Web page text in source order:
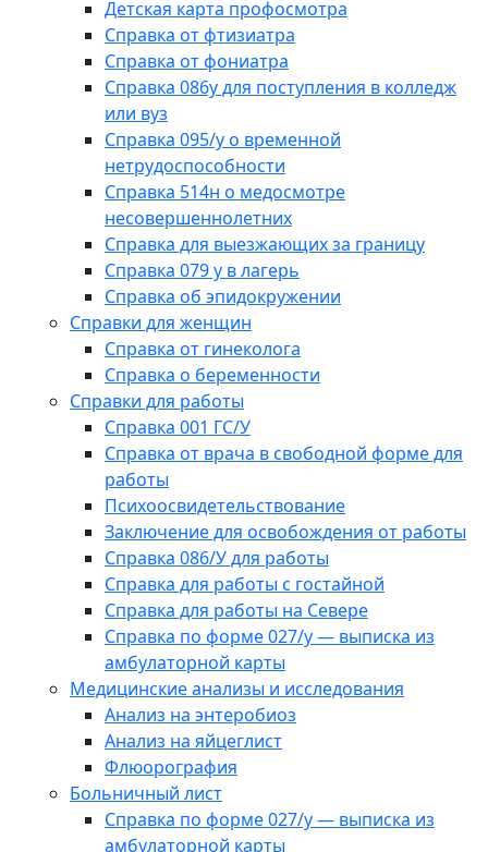
Детская карта профосмотра
Справка от фтизиатра
Справка от фониатра
Справка 086у для поступления в колледж
или вуз
Справка 095/у о временной
нетрудоспособности
Справка 514н о медосмотре
несовершеннолетних
Справка для выезжающих за границу
Справка 079 у в лагерь
Справка об эпидокружении
Справки для женщин
Справка от гинеколога
Справка о беременности
Справки для работы
Справка 001 ГС/У
Справка от врача в свободной форме для
работы
Психоосвидетельствование
Заключение для освобождения от работы
Справка 086/У для работы
Справка для работы с гостайной
Справка для работы на Севере
Справка по форме 027/у — выписка из
амбулаторной карты
Медицинские анализы и исследования
Анализ на энтеробиоз
Анализ на яйцеглист
Флюорография
Больничный лист
Справка по форме 027/у — выписка из
амбулаторной карты